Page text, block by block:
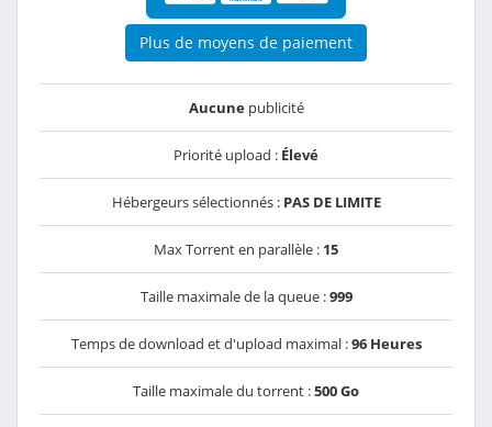
Plus de moyens de paiement
Aucunepublicité
Priorité upload : Élevé
Hébergeurs sélectionnés : PAS DE LIMITE
Max Torrent en parallèle : 15
Taille maximale de la queue :999
Temps de download et d'upload maximal :96 Heures
Taille maximale du torrent :500 Go